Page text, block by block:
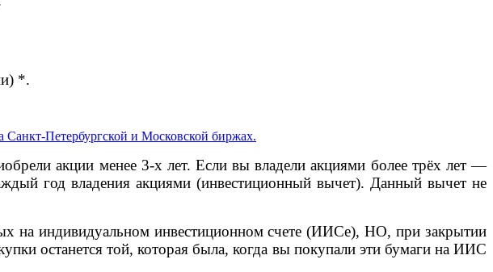
*.
Петербургской и Московской биржах.
акции менее 3-х лет. Если вы владели акциями более трёх лет —
год владения акциями (инвестиционный вычет). Данный вычет не
на индивидуальном инвестиционном счете (ИИСе), НО, при закрытии
останется той, которая была, когда вы покупали эти бумаги на ИИС